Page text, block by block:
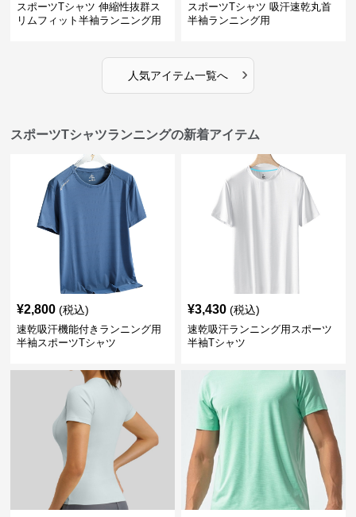
スポーツTシャツ 伸縮性抜群ス
リムフィット半袖ランニング用
スポーツTシャツ 吸汗速乾丸首
半袖ランニング用
人気アイテム一覧へ ›
スポーツTシャツランニングの新着アイテム
¥2,800 (税込)
速乾吸汗機能付きランニング用
半袖スポーツTシャツ
¥3,430 (税込)
速乾吸汗ランニング用スポーツ
半袖Tシャツ